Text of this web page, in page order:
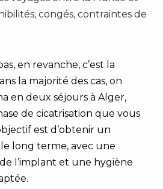
congés, contraintes de
en revanche, c’est la
la majorité des cas, on
en deux séjours à Alger,
de cicatrisation que vous
est d’obtenir un
long terme, avec une
l’implant et une hygiène